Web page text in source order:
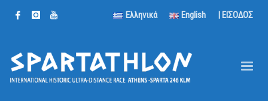
Ελληνικά English | ΕΙΣΟΔΟΣ